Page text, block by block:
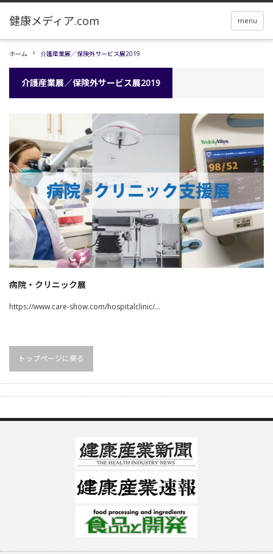
menu
ホーム 介護産業展／保険外サービス展2019
介護産業展／保険外サービス展2019
病院・クリニック展
https://www.care-show.com/hospitalclinic/…
トップページに戻る